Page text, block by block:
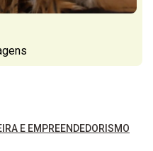
E EMPREENDEDORISMO